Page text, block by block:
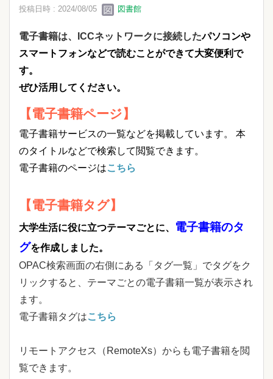
投稿日時 : 2024/08/05 図書館
電子書籍は、ICCネットワークに接続したパソコンや
スマートフォンなどで読むことができて大変便利で
す。
ぜひ活用してください。
【電子書籍ページ】
電子書籍サービスの一覧などを掲載しています。 本
のタイトルなどで検索して閲覧できます。
電子書籍のページはこちら
【電子書籍タグ】
大学生活に役に立つテーマごとに、
電子書籍のタ
グを作成しました。
OPAC検索画面の右側にある「タグ一覧」でタグをク
リックすると、テーマごとの電子書籍一覧が表示され
ます。
電子書籍タグはこちら
リモートアクセス（RemoteXs）からも電子書籍を閲
覧できます。